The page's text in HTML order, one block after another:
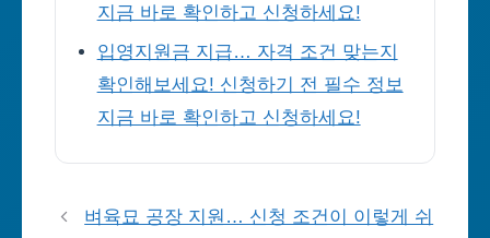
지금 바로 확인하고 신청하세요!
입영지원금 지급… 자격 조건 맞는지
확인해보세요! 신청하기 전 필수 정보
지금 바로 확인하고 신청하세요!
벼육묘 공장 지원… 신청 조건이 이렇게 쉬